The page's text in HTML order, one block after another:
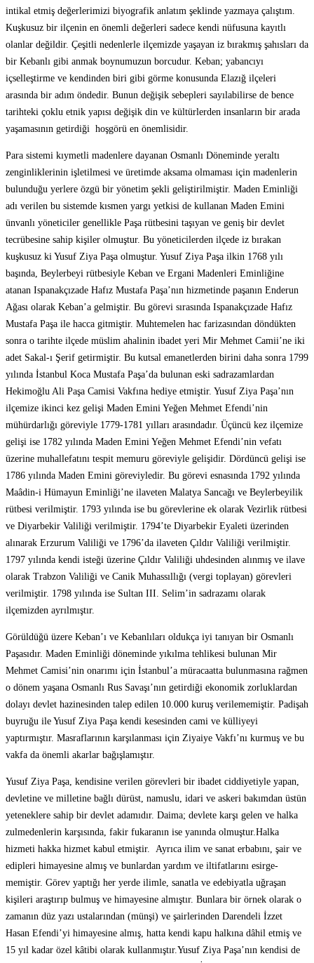
intikal etmiş değerlerimizi biyografik anlatım şeklinde yazmaya çalıştım.
Kuşkusuz bir ilçenin en önemli değerleri sadece kendi nüfusuna kayıtlı
olanlar değildir. Çeşitli nedenlerle ilçemizde yaşayan iz bırakmış şahısları da
bir Kebanlı gibi anmak boynumuzun borcudur. Keban; yabancıyı
içselleştirme ve kendinden biri gibi görme konusunda Elazığ ilçeleri
arasında bir adım öndedir. Bunun değişik sebepleri sayılabilirse de bence
tarihteki çoklu etnik yapısı değişik din ve kültürlerden insanların bir arada
yaşamasının getirdiği hoşgörü en önemlisidir.
Para sistemi kıymetli madenlere dayanan Osmanlı Döneminde yeraltı
zenginliklerinin işletilmesi ve üretimde aksama olmaması için madenlerin
bulunduğu yerlere özgü bir yönetim şekli geliştirilmiştir. Maden Eminliği
adı verilen bu sistemde kısmen yargı yetkisi de kullanan Maden Emini
ünvanlı yöneticiler genellikle Paşa rütbesini taşıyan ve geniş bir devlet
tecrübesine sahip kişiler olmuştur. Bu yöneticilerden ilçede iz bırakan
kuşkusuz ki Yusuf Ziya Paşa olmuştur. Yusuf Ziya Paşa ilkin 1768 yılı
başında, Beylerbeyi rütbesiyle Keban ve Ergani Madenleri Eminliğine
atanan Ispanakçızade Hafız Mustafa Paşa’nın hizmetinde paşanın Enderun
Ağası olarak Keban’a gelmiştir. Bu görevi sırasında Ispanakçızade Hafız
Mustafa Paşa ile hacca gitmiştir. Muhtemelen hac farizasından döndükten
sonra o tarihte ilçede müslim ahalinin ibadet yeri Mir Mehmet Camii’ne iki
adet Sakal-ı Şerif getirmiştir. Bu kutsal emanetlerden birini daha sonra 1799
yılında İstanbul Koca Mustafa Paşa’da bulunan eski sadrazamlardan
Hekimoğlu Ali Paşa Camisi Vakfına hediye etmiştir. Yusuf Ziya Paşa’nın
ilçemize ikinci kez gelişi Maden Emini Yeğen Mehmet Efendi’nin
mühürdarlığı göreviyle 1779-1781 yılları arasındadır. Üçüncü kez ilçemize
gelişi ise 1782 yılında Maden Emini Yeğen Mehmet Efendi’nin vefatı
üzerine muhallefatını tespit memuru göreviyle gelişidir. Dördüncü gelişi ise
1786 yılında Maden Emini göreviyledir. Bu görevi esnasında 1792 yılında
Maâdin-i Hümayun Eminliği’ne ilaveten Malatya Sancağı ve Beylerbeyilik
rütbesi verilmiştir. 1793 yılında ise bu görevlerine ek olarak Vezirlik rütbesi
ve Diyarbekir Valiliği verilmiştir. 1794’te Diyarbekir Eyaleti üzerinden
alınarak Erzurum Valiliği ve 1796’da ilaveten Çıldır Valiliği verilmiştir.
1797 yılında kendi isteği üzerine Çıldır Valiliği uhdesinden alınmış ve ilave
olarak Trabzon Valiliği ve Canik Muhassıllığı (vergi toplayan) görevleri
verilmiştir. 1798 yılında ise Sultan III. Selim’in sadrazamı olarak
ilçemizden ayrılmıştır.
Görüldüğü üzere Keban’ı ve Kebanlıları oldukça iyi tanıyan bir Osmanlı
Paşasıdır. Maden Eminliği döneminde yıkılma tehlikesi bulunan Mir
Mehmet Camisi’nin onarımı için İstanbul’a müracaatta bulunmasına rağmen
o dönem yaşana Osmanlı Rus Savaşı’nın getirdiği ekonomik zorluklardan
dolayı devlet hazinesinden talep edilen 10.000 kuruş verilememiştir. Padişah
buyruğu ile Yusuf Ziya Paşa kendi kesesinden cami ve külliyeyi
yaptırmıştır. Masraflarının karşılanması için Ziyaiye Vakfı’nı kurmuş ve bu
vakfa da önemli akarlar bağışlamıştır.
Yusuf Ziya Paşa, kendisine verilen görevleri bir ibadet ciddiyetiyle yapan,
devletine ve milletine bağlı dürüst, namuslu, idari ve askeri bakımdan üstün
yeteneklere sahip bir devlet adamıdır. Daima; devlete karşı gelen ve halka
zulmedenlerin karşısında, fakir fukaranın ise yanında olmuştur.Halka
hizmeti hakka hizmet kabul etmiştir. Ayrıca ilim ve sanat erbabını, şair ve
edipleri himayesine almış ve bunlardan yardım ve iltifatlarını esirge­
memiştir. Görev yaptığı her yerde ilimle, sanatla ve edebiyatla uğraşan
kişileri araştırıp bulmuş ve himayesine almıştır. Bunlara bir örnek olarak o
zamanın düz yazı ustalarından (münşi) ve şairlerinden Darendeli İz­zet
Hasan Efendi’yi himayesine almış, hatta kendi kapu halkına dâhil etmiş ve
15 yıl kadar özel kâtibi olarak kullanmıştır.Yusuf Ziya Paşa’nın kendisi de